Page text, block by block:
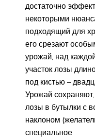
достаточно
некоторыми
подходящий для
его срезают
урожай, над
участок лозы
под кистью –
Урожай
лозы в бутылки с
наклоном
специальное